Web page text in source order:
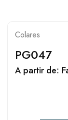
Colares
PG047
A partir de: